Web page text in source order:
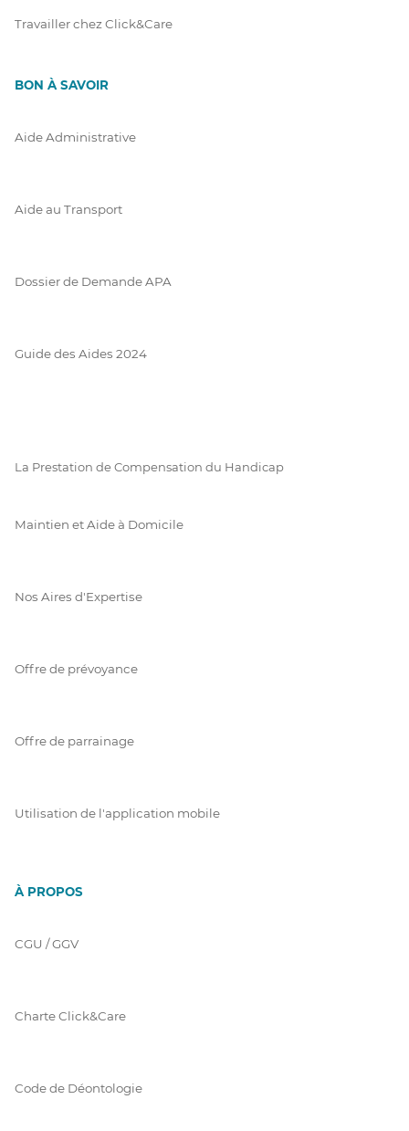
Travailler chez Click&Care
BON À SAVOIR
Aide Administrative
Aide au Transport
Dossier de Demande APA
Guide des Aides 2024
La Prestation de Compensation du Handicap
Maintien et Aide à Domicile
Nos Aires d'Expertise
Offre de prévoyance
Offre de parrainage
Utilisation de l'application mobile
À PROPOS
CGU / GGV
Charte Click&Care
Code de Déontologie